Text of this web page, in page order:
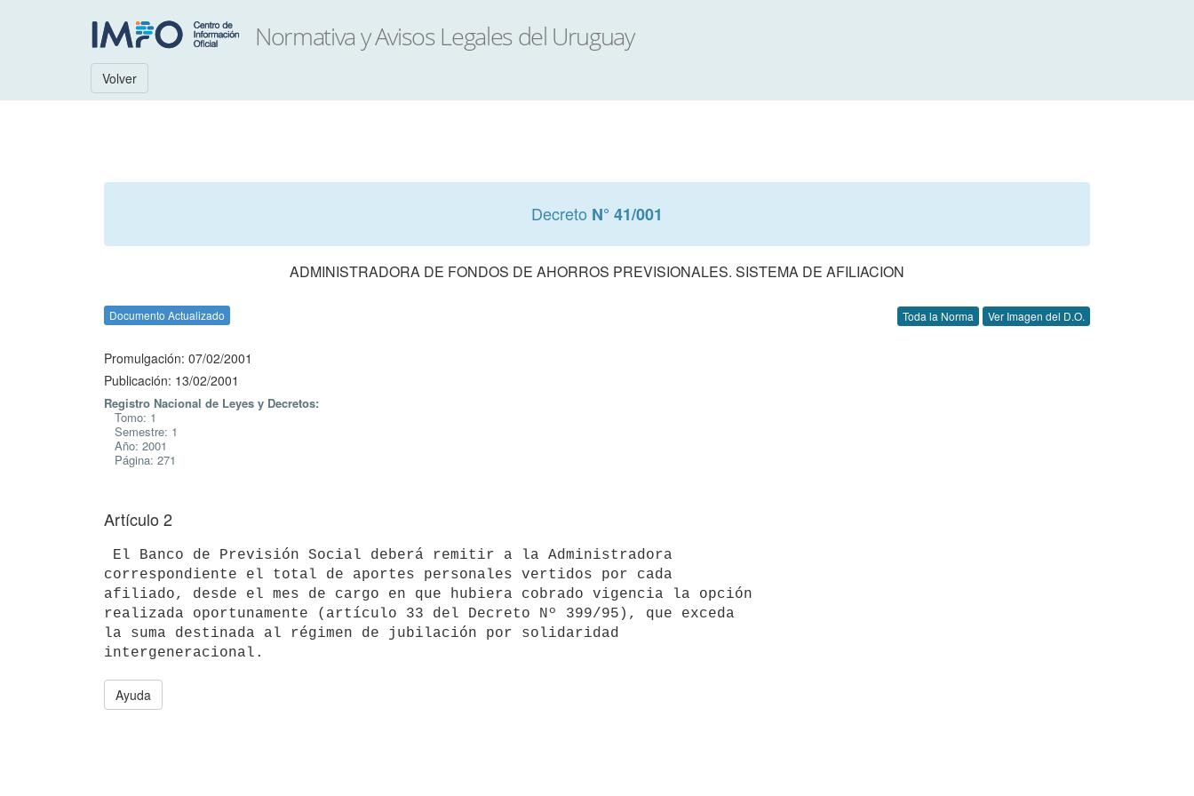
Volver
Decreto N° 41/001
ADMINISTRADORA DE FONDOS DE AHORROS PREVISIONALES. SISTEMA DE AFILIACION
Documento Actualizado Toda la Norma Ver Imagen del D.O.
Promulgación: 07/02/2001
Publicación: 13/02/2001
Registro Nacional de Leyes y Decretos:
Tomo: 1
Semestre: 1
Año: 2001
Página: 271
Artículo 2
correspondiente el total de aportes personales vertidos por cada
afiliado, desde el mes de cargo en que hubiera cobrado vigencia la opción
realizada oportunamente (artículo 33 del Decreto Nº 399/95), que exceda
la suma destinada al régimen de jubilación por solidaridad
Ayuda